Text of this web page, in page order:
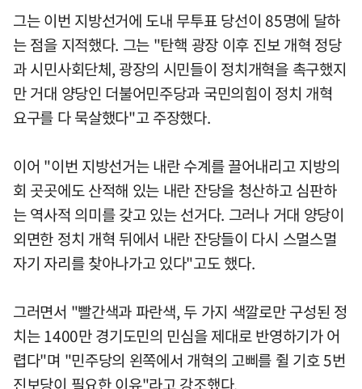
그는 이번 지방선거에 도내 무투표 당선이 85명에 달하
는 점을 지적했다. 그는 "탄핵 광장 이후 진보 개혁 정당
과 시민사회단체, 광장의 시민들이 정치개혁을 촉구했지
만 거대 양당인 더불어민주당과 국민의힘이 정치 개혁
요구를 다 묵살했다"고 주장했다.
이어 "이번 지방선거는 내란 수계를 끌어내리고 지방의
회 곳곳에도 산적해 있는 내란 잔당을 청산하고 심판하
는 역사적 의미를 갖고 있는 선거다. 그러나 거대 양당이
외면한 정치 개혁 뒤에서 내란 잔당들이 다시 스멀스멀
자기 자리를 찾아나가고 있다"고도 했다.
그러면서 "빨간색과 파란색, 두 가지 색깔로만 구성된 정
치는 1400만 경기도민의 민심을 제대로 반영하기가 어
렵다"며 "민주당의 왼쪽에서 개혁의 고삐를 쥘 기호 5번
진보당이 필요한 이유"라고 강조했다.